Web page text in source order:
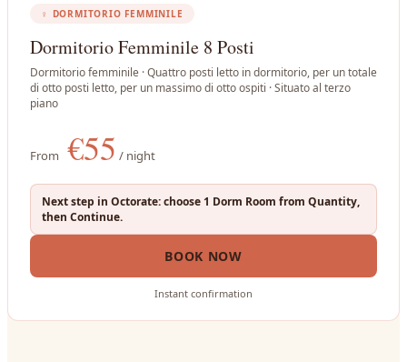
♀ DORMITORIO FEMMINILE
Dormitorio Femminile 8 Posti
Dormitorio femminile · Quattro posti letto in dormitorio, per un totale
di otto posti letto, per un massimo di otto ospiti · Situato al terzo
piano
From €55 / night
Next step in Octorate: choose 1 Dorm Room from Quantity,
then Continue.
BOOK NOW
Instant confirmation